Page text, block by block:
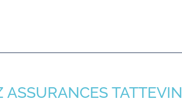
TATTEVIN